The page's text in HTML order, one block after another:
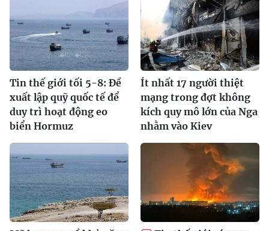
Tin thế giới tối 5-8: Đề
xuất lập quỹ quốc tế để
duy trì hoạt động eo
biển Hormuz
Ít nhất 17 người thiệt
mạng trong đợt không
kích quy mô lớn của Nga
nhằm vào Kiev